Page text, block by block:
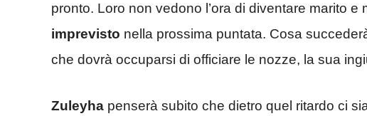
pronto. Loro non vedono l’ora di diventare marito e
imprevisto nella prossima puntata. Cosa
che dovrà occuparsi di officiare le nozze, la sua
Zuleyha penserà subito che dietro quel ritardo ci